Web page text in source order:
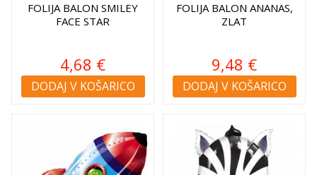
FOLIJA BALON SMILEY
FACE STAR
4,68 €
DODAJ V KOŠARICO
FOLIJA BALON ANANAS,
ZLAT
9,48 €
DODAJ V KOŠARICO